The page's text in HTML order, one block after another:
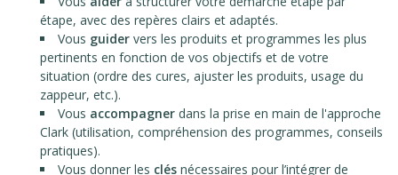
étape, avec des repères clairs et adaptés.
Vous guider vers les produits et programmes les plus
pertinents en fonction de vos objectifs et de votre
situation (ordre des cures, ajuster les produits, usage du
zappeur, etc.).
Vous accompagner dans la prise en main de l'approche
Clark (utilisation, compréhension des programmes, conseils
pratiques).
Vous donner les clés nécessaires pour l’intégrer de